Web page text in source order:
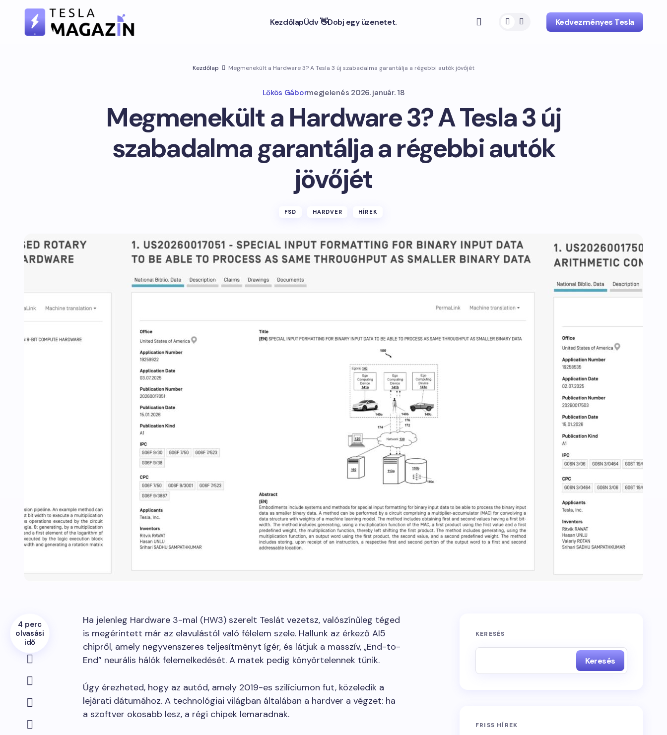
KezdőlapÜdv 👋Dobj egy üzenetet. Kedvezményes Tesla
Kezdőlap Megmenekült a Hardware 3? A Tesla 3 új szabadalma garantálja a régebbi autók jövőjét
Lőkös Gábormegjelenés 2026. január. 18
Megmenekült a Hardware 3? A Tesla 3 új
szabadalma garantálja a régebbi autók
jövőjét
FSD HARDVER HÍREK
4 perc
olvasási
idő
Ha jelenleg Hardware 3-mal (HW3) szerelt Teslát vezetsz, valószínűleg téged
is megérintett már az elavulástól való félelem szele. Hallunk az érkező AI5
chipről, amely negyvenszeres teljesítményt ígér, és látjuk a masszív, „End-to-
End” neurális hálók felemelkedését. A matek pedig könyörtelennek tűnik.
Úgy érezheted, hogy az autód, amely 2019-es szilíciumon fut, közeledik a
lejárati dátumához. A technológiai világban általában a hardver a végzet: ha
a szoftver okosabb lesz, a régi chipek lemaradnak.
KERESÉS
Keresés
FRISS HÍREK